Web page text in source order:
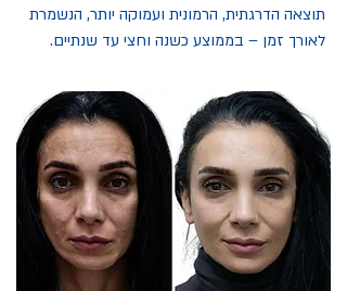
תוצאה הדרגתית, הרמונית ועמוקה יותר, הנשמרת
לאורך זמן – בממוצע כשנה וחצי עד שנתיים.